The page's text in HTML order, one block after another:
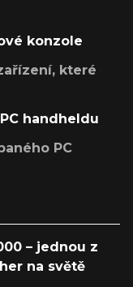
konzole
které
handheldu
PC
– jednou z
na světě